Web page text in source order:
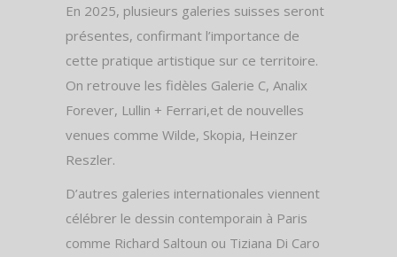
En 2025, plusieurs galeries suisses seront
présentes, confirmant l’importance de
cette pratique artistique sur ce territoire.
On retrouve les fidèles Galerie C, Analix
Forever, Lullin + Ferrari,et de nouvelles
venues comme Wilde, Skopia, Heinzer
Reszler.
D’autres galeries internationales viennent
célébrer le dessin contemporain à Paris
comme Richard Saltoun ou Tiziana Di Caro